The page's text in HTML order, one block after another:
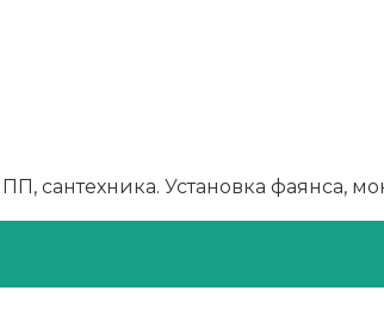
сантехника. Установка фаянса,